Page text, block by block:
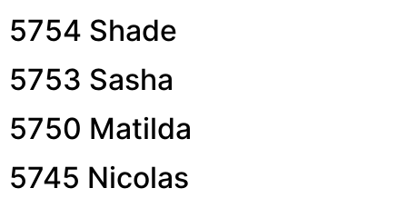
5754 Shade
5753 Sasha
5750 Matilda
5745 Nicolas